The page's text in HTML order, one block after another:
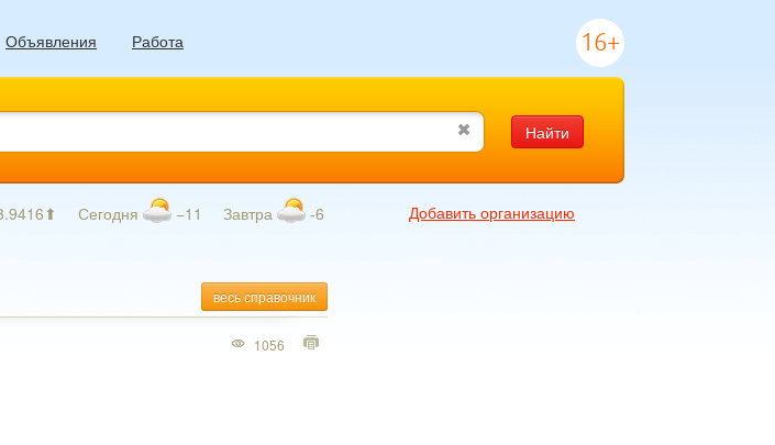
Объявления Работа 16+
Найти
Сегодня −11 Завтра -6
Добавить организацию
весь справочник
1056